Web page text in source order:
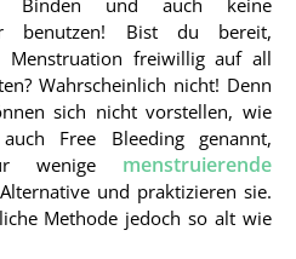
Binden und auch keine
benutzen! Bist du bereit,
Menstruation freiwillig auf all
Wahrscheinlich nicht! Denn
sich nicht vorstellen, wie
Free Bleeding genannt,
wenige menstruierende
und praktizieren sie.
Methode jedoch so alt wie